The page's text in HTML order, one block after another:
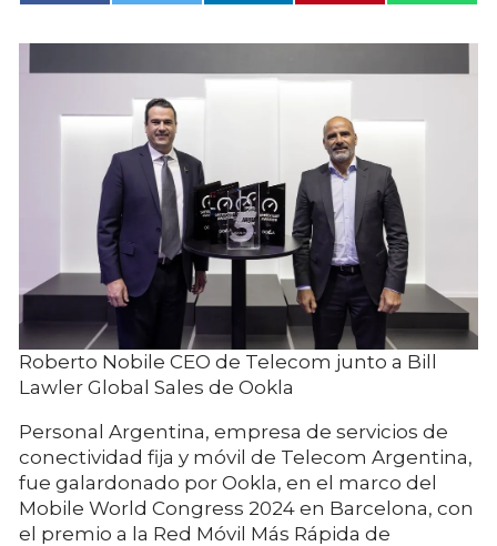
Roberto Nobile CEO de Telecom junto a Bill
Lawler Global Sales de Ookla
Personal Argentina, empresa de servicios de
conectividad fija y móvil de Telecom Argentina,
fue galardonado por Ookla, en el marco del
Mobile World Congress 2024 en Barcelona, con
el premio a la Red Móvil Más Rápida de